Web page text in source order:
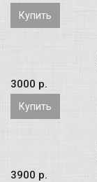
Купить
3000 p.
Купить
3900 p.